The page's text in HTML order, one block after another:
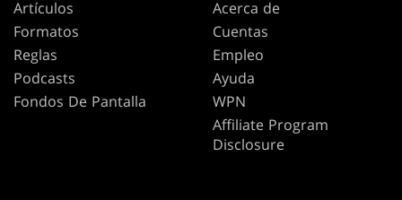
Artículos
Formatos
Reglas
Podcasts
Fondos De Pantalla
Acerca de
Cuentas
Empleo
Ayuda
WPN
Affiliate Program
Disclosure